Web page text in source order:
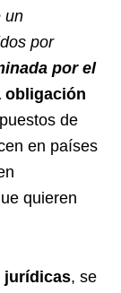
un
por
por el
obligación
de
en países
quieren
jurídicas, se